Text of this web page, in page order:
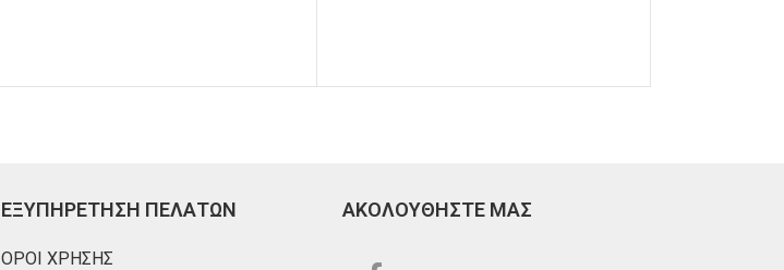
ΕΞΥΠΗΡΕΤΗΣΗ ΠΕΛΑΤΩΝ
ΟΡΟΙ ΧΡΗΣΗΣ
ΑΚΟΛΟΥΘΗΣΤΕ ΜΑΣ